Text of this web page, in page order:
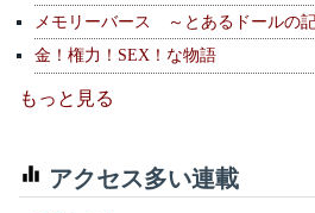
メモリーバース ～とあるドールの
金！権力！SEX！な物語
もっと見る
アクセス多い連載